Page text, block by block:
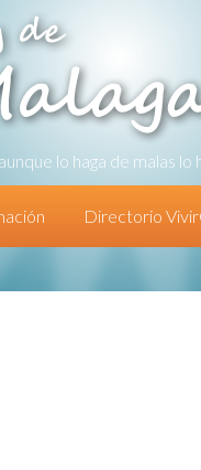
aunque lo haga de malas lo
Directorio